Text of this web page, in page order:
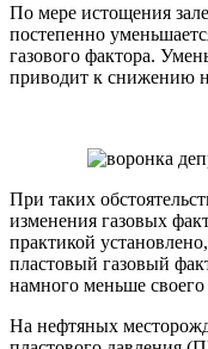
По мере истощения
постепенно
газового фактора.
приводит к снижению
При таких
изменения газовых
практикой
пластовый газовый
намного меньше своего
На нефтяных